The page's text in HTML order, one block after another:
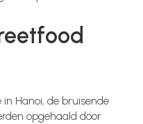
Hanoi, de bruisende
opgehaald door